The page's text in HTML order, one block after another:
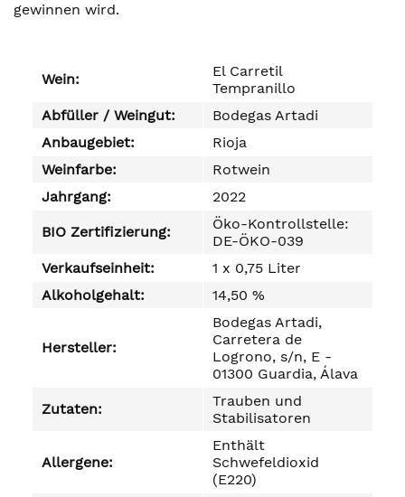
gewinnen wird.
Wein:
El Carretil
Tempranillo
Abfüller / Weingut:
Bodegas Artadi
Anbaugebiet:
Rioja
Weinfarbe:
Rotwein
Jahrgang:
2022
BIO Zertifizierung:
Öko-Kontrollstelle:
DE-ÖKO-039
Verkaufseinheit:
1 x 0,75 Liter
Alkoholgehalt:
14,50 %
Hersteller:
Bodegas Artadi,
Carretera de
Logrono, s/n, E -
01300 Guardia, Álava
Zutaten:
Trauben und
Stabilisatoren
Allergene:
Enthält
Schwefeldioxid
(E220)